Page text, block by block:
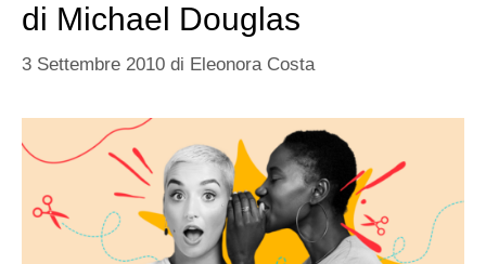
di Michael Douglas
3 Settembre 2010 di Eleonora Costa